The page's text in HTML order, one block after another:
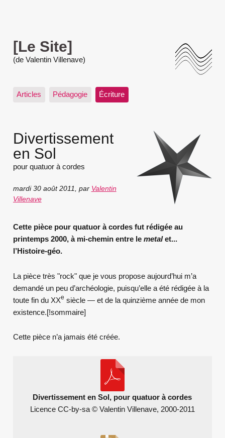
[Le Site]
(de Valentin Villenave)
Articles Pédagogie Écriture
Divertissement
en Sol
pour quatuor à cordes
mardi 30 août 2011 par Valentin
Villenave
Cette pièce pour quatuor à cordes fut rédigée au
printemps 2000, à mi-chemin entre le metalet...
l’Histoire-géo.
La pièce très "rock" que je vous propose aujourd’hui m’a
demandé un peu d’archéologie, puisqu’elle a été rédigée à la
toute fin du XXe siècle — et de la quinzième année de mon
existence.[!sommaire]
Cette pièce n’a jamais été créée.
Divertissement en Sol, pour quatuor à cordes
Licence CC-by-sa © Valentin Villenave, 2000-2011